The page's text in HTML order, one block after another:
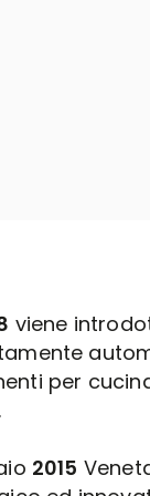
viene
per
2015